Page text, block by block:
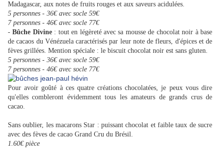
Madagascar, aux notes de fruits rouges et aux saveurs acidulées.
5 personnes - 36€ avec socle 59€
7 personnes - 46€ avec socle 77€
-Bûche Divine: tout en légèreté avec sa mousse de chocolat noir à base
de cacaos du Vénézuela caractérisés par leur note de fleurs, d'épices et de
fèves grillées. Mention spéciale : le biscuit chocolat noir est sans gluten.
5 personnes - 36€ avec socle 59€
7 personnes - 46€ avec socle 77€
Pour avoir goûté à ces quatre créations chocolatées, je peux vous dire
qu'elles combleront évidemment tous les amateurs de grands crus de
cacao.
Sans oublier, les macarons Star : puissant chocolat et faible taux de sucre
avec des fèves de cacao Grand Cru du Brésil.
1.60€ pièce